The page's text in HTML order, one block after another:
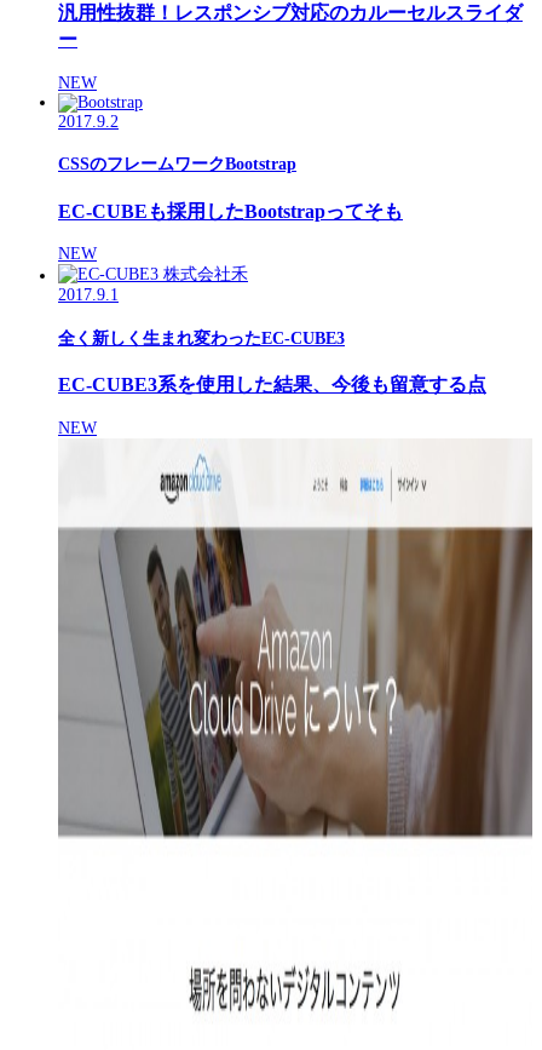
汎用性抜群！レスポンシブ対応のカルーセルスライダ
ー
NEW
2017.9.2
CSSのフレームワークBootstrap
EC-CUBEも採用したBootstrapってそも
NEW
2017.9.1
全く新しく生まれ変わったEC-CUBE3
EC-CUBE3系を使用した結果、今後も留意する点
NEW